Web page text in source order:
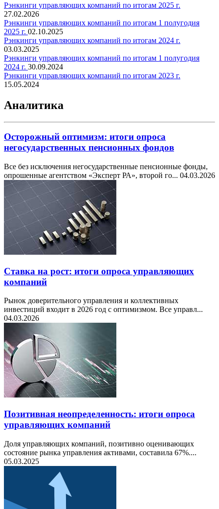
Рэнкинги управляющих компаний по итогам 2025 г.
27.02.2026
Рэнкинги управляющих компаний по итогам 1 полугодия
2025 г. 02.10.2025
Рэнкинги управляющих компаний по итогам 2024 г.
03.03.2025
Рэнкинги управляющих компаний по итогам 1 полугодия
2024 г. 30.09.2024
Рэнкинги управляющих компаний по итогам 2023 г.
15.05.2024
Аналитика
Осторожный оптимизм: итоги опроса
негосударственных пенсионных фондов
Все без исключения негосударственные пенсионные фонды,
опрошенные агентством «Эксперт РА», второй го... 04.03.2026
Ставка на рост: итоги опроса управляющих
компаний
Рынок доверительного управления и коллективных
инвестиций входит в 2026 год с оптимизмом. Все управл...
04.03.2026
Позитивная неопределенность: итоги опроса
управляющих компаний
Доля управляющих компаний, позитивно оценивающих
состояние рынка управления активами, составила 67%....
05.03.2025